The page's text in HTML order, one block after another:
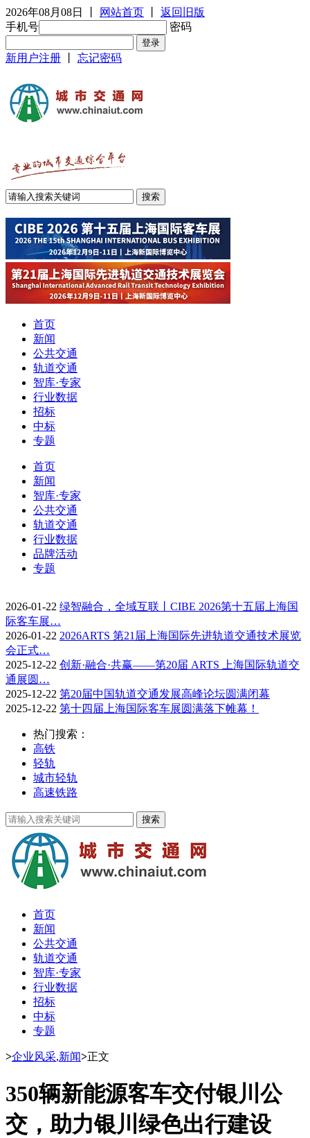
2026年08月08日 网站首页
返回旧版
手机号
密码
新用户注册 忘记密码
首页
新闻
公共交通
轨道交通
智库·专家
行业数据
招标
中标
专题
首页
新闻
智库·专家
公共交通
轨道交通
行业数据
品牌活动
专题
2026-01-22 绿智融合，全域互联丨CIBE 2026第十五届上海国
际客车展…
2026-01-22 2026ARTS 第21届上海国际先进轨道交通技术展览
会正式…
2025-12-22 创新·融合·共赢——第20届 ARTS 上海国际轨道交
通展圆…
2025-12-22 第20届中国轨道交通发展高峰论坛圆满闭幕
2025-12-22 第十四届上海国际客车展圆满落下帷幕！
热门搜索：
高铁
轻轨
城市轻轨
高速铁路
首页
新闻
公共交通
轨道交通
智库·专家
行业数据
招标
中标
专题
>企业风采,新闻>正文
350辆新能源客车交付银川公
交，助力银川绿色出行建设